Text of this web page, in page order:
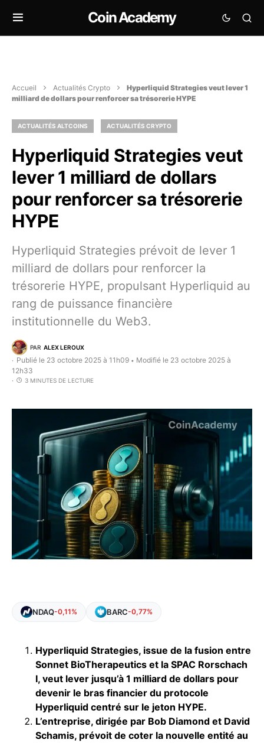
Coin Academy
Accueil Actualités Crypto
Hyperliquid Strategies veut lever 1
milliard de dollars pour renforcer sa trésorerie HYPE
ACTUALITÉS ALTCOINS ACTUALITÉS CRYPTO
Hyperliquid Strategies veut
lever 1 milliard de dollars
pour renforcer sa trésorerie
HYPE
Hyperliquid Strategies prévoit de lever 1
milliard de dollars pour renforcer la
trésorerie HYPE, propulsant Hyperliquid au
rang de puissance financière
institutionnelle du Web3.
PAR ALEX LEROUX
Publié le 23 octobre 2025 à 11h09 • Modifié le 23 octobre 2025 à
12h33
3 MINUTES DE LECTURE
NDAQ-0,11% BARC-0,77%
Hyperliquid Strategies, issue de la fusion entre
Sonnet BioTherapeutics et la SPAC Rorschach
I, veut lever jusqu’à 1 milliard de dollars pour
devenir le bras financier du protocole
Hyperliquid centré sur le jeton HYPE.
L’entreprise, dirigée par Bob Diamond et David
Schamis, prévoit de coter la nouvelle entité au